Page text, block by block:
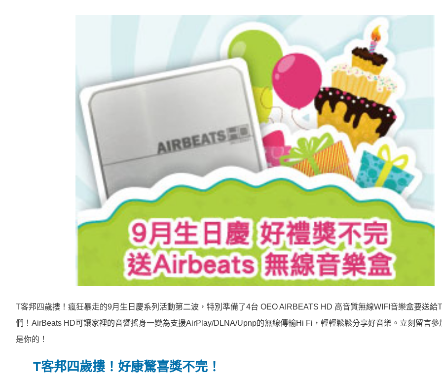
T客邦四歲摟！瘋狂暴走的9月生日慶系列活動第二波，特別準備了4台 OEO AIRBEATS HD 高音質無線WIFI音樂盒要送給
們！AirBeats HD可讓家裡的音響搖身一變為支援AirPlay/DLNA/Upnp的無線傳輸Hi Fi，輕輕鬆鬆分享好音樂。立刻留言參
是你的！
T客邦四歲摟！好康驚喜獎不完！